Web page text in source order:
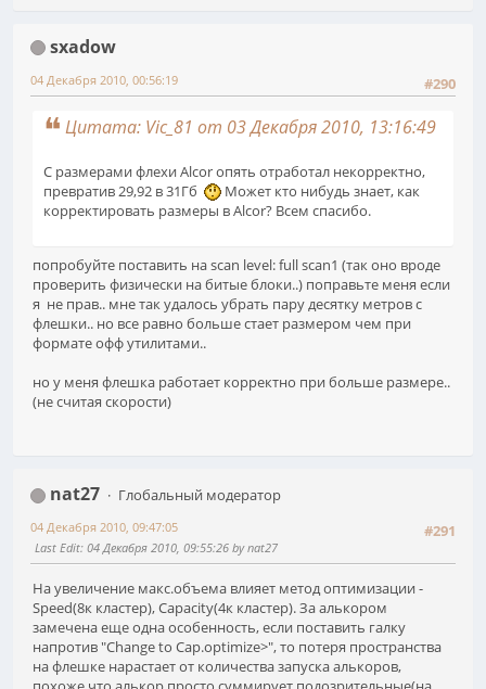
sxadow
#290
04 Декабря 2010, 00:56:19
Цитата: Vic_81 от 03 Декабря 2010, 13:16:49
C размерами флехи Alcor опять отработал некорректно,
превратив 29,92 в 31Гб
Может кто нибудь знает, как
корректировать размеры в Alcor? Всем спасибо.
попробуйте поставить на scan level: full scan1 (так оно вроде
проверить физически на битые блоки..) поправьте меня если
я не прав.. мне так удалось убрать пару десятку метров с
флешки.. но все равно больше стает размером чем при
формате офф утилитами..
но у меня флешка работает корректно при больше размере..
(не считая скорости)
nat27
Глобальный модератор
#291
04 Декабря 2010, 09:47:05
Last Edit: 04 Декабря 2010, 09:55:26 by nat27
На увеличение макс.объема влияет метод оптимизации -
Speed(8к кластер), Capacity(4к кластер). За алькором
замечена еще одна особенность, если поставить галку
напротив "Change to Cap.optimize>", то потеря пространства
на флешке нарастает от количества запуска алькоров,